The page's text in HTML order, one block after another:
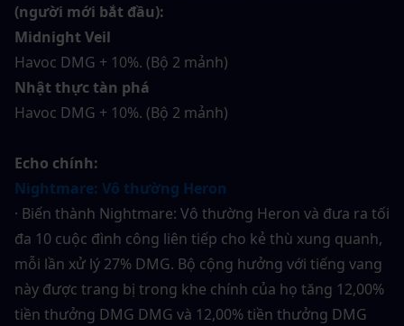
(người mới bắt đầu):
Midnight Veil
Havoc DMG + 10%. (Bộ 2 mảnh)
Nhật thực tàn phá
Havoc DMG + 10%. (Bộ 2 mảnh)
Echo chính:
Nightmare: Vô thường Heron
· Biến thành Nightmare: Vô thường Heron và đưa ra tối
đa 10 cuộc đình công liên tiếp cho kẻ thù xung quanh,
mỗi lần xử lý 27% DMG. Bộ cộng hưởng với tiếng vang
này được trang bị trong khe chính của họ tăng 12,00%
tiền thưởng DMG DMG và 12,00% tiền thưởng DMG